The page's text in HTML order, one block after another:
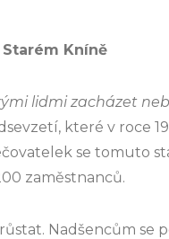
Kníně
lidmi zacházet
které v roce
se tomuto
zaměstnanců.
Nadšencům